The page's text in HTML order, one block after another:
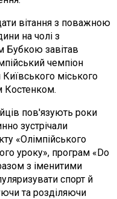
вітання з поважною
на чолі з
Бубкою завітав
чемпіон
міського
Костенком.
пов'язують роки
зустрічали
«Олімпійського
уроку», програм «Do
з іменитими
спорт й
та розділяючи